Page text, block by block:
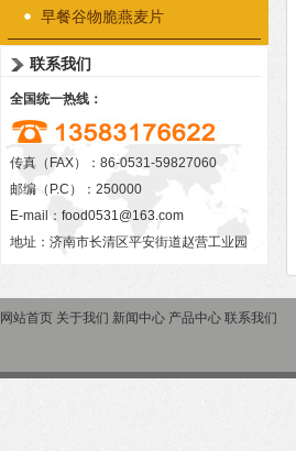
早餐谷物脆燕麦片
联系我们
全国统一热线：
传真（FAX）：86-0531-59827060
邮编（P.C）：250000
E-mail： food0531@163.com
地址：济南市长清区平安街道赵营工业园
网站首页 关于我们 新闻中心 产品中心 联系我们